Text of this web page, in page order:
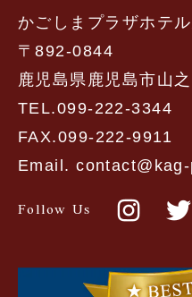
かごしまプラザホテ
〒892-0844
鹿児島県鹿児島市山
TEL.099-222-3344
FAX.099-222-9911
Email.
Follow Us